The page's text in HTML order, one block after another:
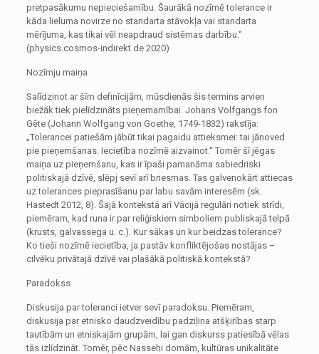
pretpasākumu nepieciešamību. Šaurākā nozīmē tolerance ir
kāda lieluma novirze no standarta stāvokļa vai standarta
mērījuma, kas tikai vēl neapdraud sistēmas darbību.“
(physics.cosmos-indirekt.de 2020)
Nozīmju maiņa
Salīdzinot ar šīm definīcijām, mūsdienās šis termins arvien
biežāk tiek pielīdzināts pieņemamībai. Johans Volfgangs fon
Gēte (Johann Wolfgang von Goethe, 1749-1832) rakstīja:
„Tolerancei patiešām jābūt tikai pagaidu attieksmei: tai jānoved
pie pieņemšanas. Iecietība nozīmē aizvainot.“ Tomēr šī jēgas
maiņa uz pieņemšanu, kas ir īpaši pamanāma sabiedriski
politiskajā dzīvē, slēpj sevī arī briesmas. Tas galvenokārt attiecas
uz tolerances pieprasīšanu par labu savām interesēm (sk.
Hastedt 2012, 8). Šajā kontekstā arī Vācijā regulāri notiek strīdi,
piemēram, kad runa ir par reliģiskiem simboliem publiskajā telpā
(krusts, galvassega u. c.). Kur sākas un kur beidzas tolerance?
Ko tieši nozīmē iecietība, ja pastāv konfliktējošas nostājas –
cilvēku privātajā dzīvē vai plašākā politiskā kontekstā?
Paradokss
Diskusija par toleranci ietver sevī paradoksu. Piemēram,
diskusija par etnisko daudzveidību padziļina atšķirības starp
tautībām un etniskajām grupām, lai gan diskurss patiesībā vēlas
tās izlīdzināt. Tomēr, pēc Nassehi domām, kultūras unikalitāte